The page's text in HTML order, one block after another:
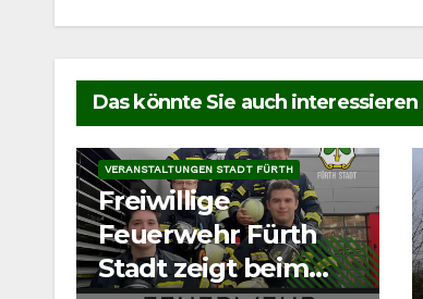
Das könnte Sie auch interessieren
VERANSTALTUNGEN STADT FÜRTH
Freiwillige
Feuerwehr Fürth
Stadt zeigt beim